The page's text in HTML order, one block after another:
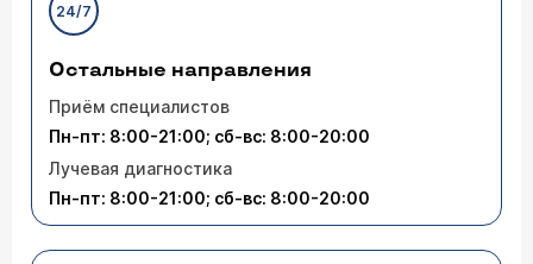
24/7
Остальные направления
Приём специалистов
Пн-пт: 8:00-21:00; сб-вс: 8:00-20:00
Лучевая диагностика
Пн-пт: 8:00-21:00; сб-вс: 8:00-20:00